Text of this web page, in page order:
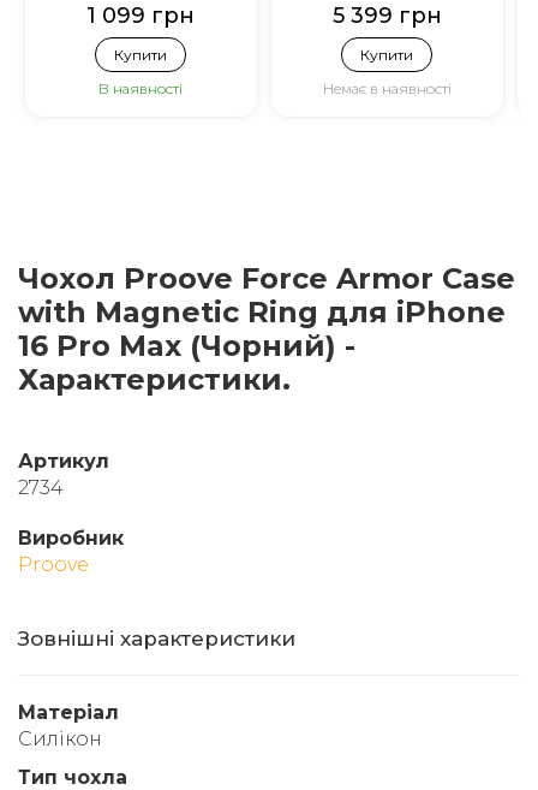
1 099 грн
Купити
В наявності
5 399 грн
Купити
Немає в наявності
Чохол Proove Force Armor Case
with Magnetic Ring для iPhone
16 Pro Max (Чорний) -
Характеристики.
Артикул
2734
Виробник
Proove
Зовнішні характеристики
Матеріал
Силікон
Тип чохла